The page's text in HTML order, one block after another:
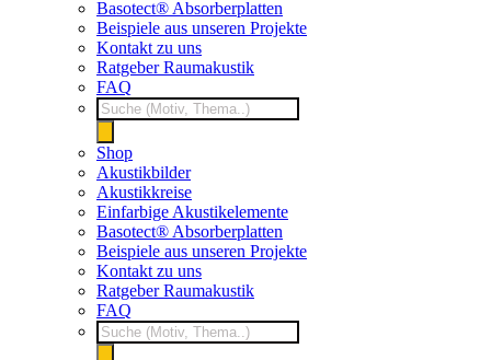
Basotect® Absorberplatten
Beispiele aus unseren Projekte
Kontakt zu uns
Ratgeber Raumakustik
FAQ
Products
search
Shop
Akustikbilder
Akustikkreise
Einfarbige Akustikelemente
Basotect® Absorberplatten
Beispiele aus unseren Projekte
Kontakt zu uns
Ratgeber Raumakustik
FAQ
Products
search